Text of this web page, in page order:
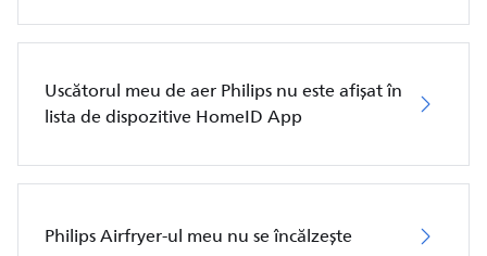
Uscătorul meu de aer Philips nu este afișat în
lista de dispozitive HomeID App
Philips Airfryer-ul meu nu se încălzește